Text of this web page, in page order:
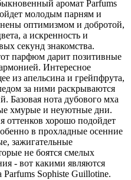
аромат Parfums
молодым парням и
оптимизмом и добротой,
а искренность и
секунд знакомства.
парфюм дарит позитивные
Интересное
из апельсина и грейпфрута,
за ними раскрываются
Базовая нота дубового мха
хмурые и неуютные дни.
оттенков хорошо подойдет
в прохладные осенние
зажигательные
не боятся смелых
- вот какими являются
Sophiste Guillotine.